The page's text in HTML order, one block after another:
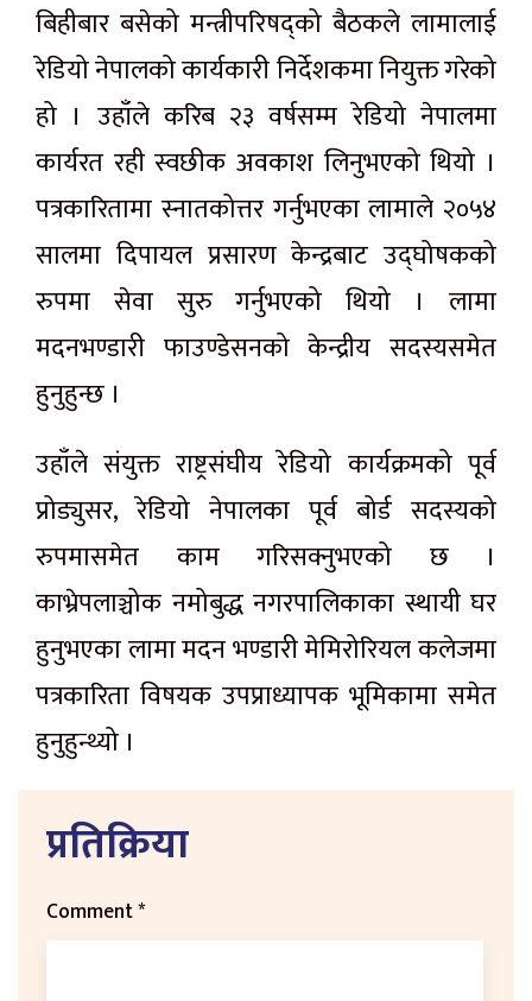
बिहीबार बसेको मन्त्रीपरिषद्को बैठकले लामालाई
रेडियो नेपालको कार्यकारी निर्देशकमा नियुक्त गरेको
हो । उहाँले करिब २३ वर्षसम्म रेडियो नेपालमा
कार्यरत रही स्वछीक अवकाश लिनुभएको थियो ।
पत्रकारितामा स्नातकोत्तर गर्नुभएका लामाले २०५४
सालमा दिपायल प्रसारण केन्द्रबाट उद्घोषकको
रुपमा सेवा सुरु गर्नुभएको थियो । लामा
मदनभण्डारी फाउण्डेसनको केन्द्रीय सदस्यसमेत
हुनुहुन्छ ।
उहाँले संयुक्त राष्ट्रसंघीय रेडियो कार्यक्रमको पूर्व
प्रोड्युसर, रेडियो नेपालका पूर्व बोर्ड सदस्यको
रुपमासमेत काम गरिसक्नुभएको छ ।
काभ्रेपलाञ्चोक नमोबुद्ध नगरपालिकाका स्थायी घर
हुनुभएका लामा मदन भण्डारी मेमिरोरियल कलेजमा
पत्रकारिता विषयक उपप्राध्यापक भूमिकामा समेत
हुनुहुन्थ्यो ।
प्रतिक्रिया
Comment*